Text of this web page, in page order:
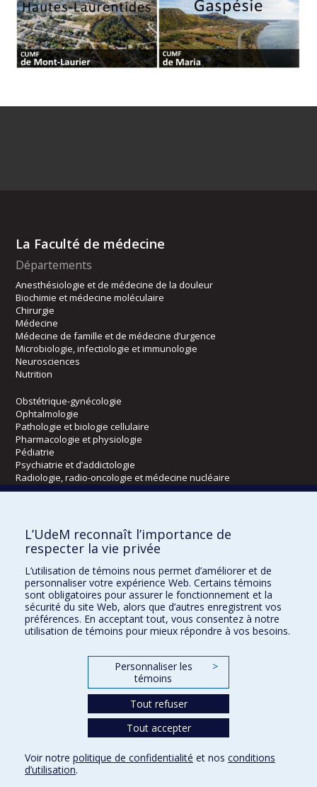
La Faculté de médecine
Départements
Anesthésiologie et de médecine de la douleur
Biochimie et médecine moléculaire
Chirurgie
Médecine
Médecine de famille et de médecine d’urgence
Microbiologie, infectiologie et immunologie
Neurosciences
Nutrition
Obstétrique-gynécologie
Ophtalmologie
Pathologie et biologie cellulaire
Pharmacologie et physiologie
Pédiatrie
Psychiatrie et d’addictologie
Radiologie, radio-oncologie et médecine nucléaire
Kinésiologie et des sciences de l’activité physique
Orthophonie et audiologie
Réadaptation
Directions
DPC
CPASS
L’UdeM reconnaît l’importance de
respecter la vie privée
L’utilisation de témoins nous permet d’améliorer et de
personnaliser votre expérience Web. Certains témoins
sont obligatoires pour assurer le fonctionnement et la
sécurité du site Web, alors que d’autres enregistrent vos
préférences. En acceptant tout, vous consentez à notre
utilisation de témoins pour mieux répondre à vos besoins.
Personnaliser les
témoins
>
Tout refuser
Tout accepter
Voir notre politique de confidentialité et nos conditions
d’utilisation.